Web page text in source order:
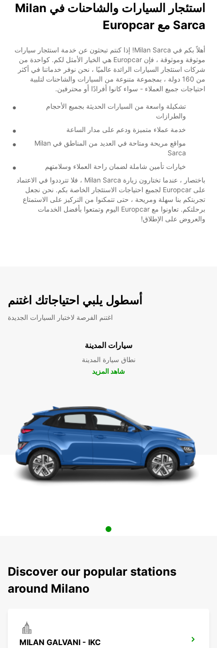
استئجار السيارات والشاحنات في Milan
Sarca مع Europcar
أهلاً بكم في Milan Sarca! إذا كنتم تبحثون عن خدمة استئجار سيارات
موثوقة وموثوقة ، فإن Europcar هي الخيار الأمثل لكم. كواحدة من
شركات استئجار السيارات الرائدة عالميًا ، نحن نوفر خدماتنا في أكثر
من 160 دولة ، بمجموعة متنوعة من السيارات والشاحنات لتلبية
احتياجات جميع العملاء - سواء كانوا أفرادًا أو محترفين.
تشكيلة واسعة من السيارات الحديثة بجميع الأحجام
والطرازات
خدمة عملاء متميزة ودعم على مدار الساعة
مواقع مريحة ومتاحة في العديد من المناطق في Milan
Sarca
خيارات تأمين شاملة لضمان راحة العملاء وسلامتهم
باختصار ، عندما تختارون زيارة Milan Sarca ، فلا تترددوا في الاعتماد
على Europcar لجميع احتياجات الاستئجار الخاصة بكم. نحن نجعل
تجربتكم بنا سهلة ومريحة ، حتى تتمكنوا من التركيز على الاستمتاع
برحلتكم. تعاونوا مع Europcar اليوم وتمتعوا بأفضل الخدمات
والعروض على الإطلاق!
أسطول يلبي احتياجاتك اغتنم
اغتنم الفرصة لاختبار السيارات الجديدة
سيارات المدينة
نطاق سيارة المدينة
شاهد المزيد
Discover our popular stations
around Milano
MILAN GALVANI - IKC